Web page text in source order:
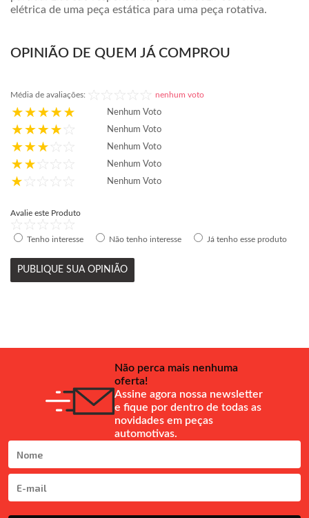
elétrica de uma peça estática para uma peça rotativa.
OPINIÃO DE QUEM JÁ COMPROU
Média de avaliações: nenhum voto
Nenhum Voto
Nenhum Voto
Nenhum Voto
Nenhum Voto
Nenhum Voto
Avalie este Produto
Tenho interesse Não tenho interesse Já tenho esse produto
PUBLIQUE SUA OPINIÃO
Não perca mais nenhuma
oferta!
Assine agora nossa newsletter
e fique por dentro de todas as
novidades em peças
automotivas.